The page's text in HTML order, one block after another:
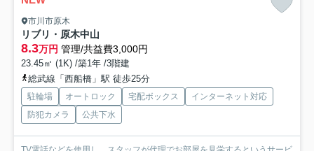
市川市原木
リブリ・原木中山
8.3万円 管理/共益費3,000円
23.45㎡ (1K) /築1年 /3階建
総武線「西船橋」駅 徒歩25分
駐輪場 オートロック 宅配ボックス
インターネット対応
防犯カメラ
公共下水